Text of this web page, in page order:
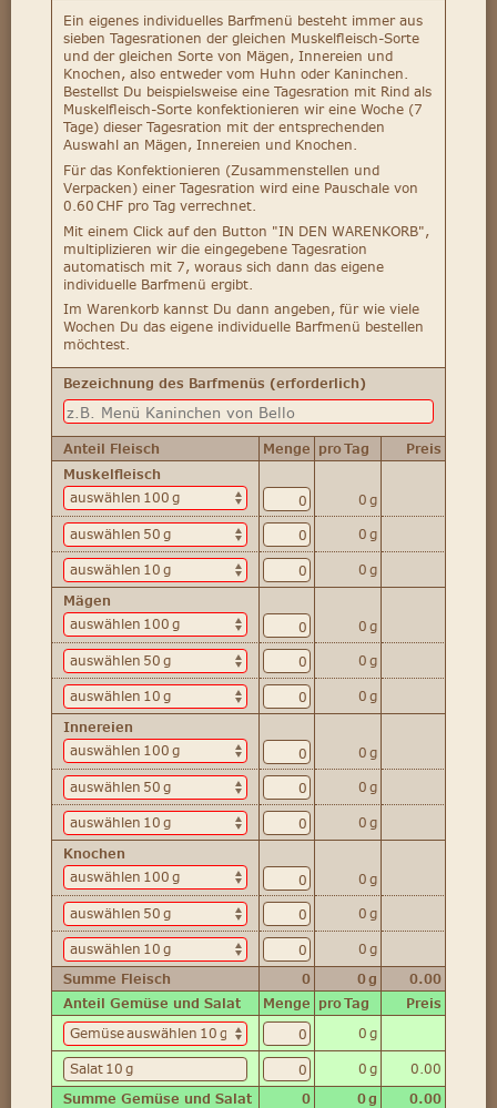
Ein eigenes individuelles Barfmenü besteht immer aus
sieben Tagesrationen der gleichen Muskelfleisch-Sorte
und der gleichen Sorte von Mägen, Innereien und
Knochen, also entweder vom Huhn oder Kaninchen.
Bestellst Du beispielsweise eine Tagesration mit Rind als
Muskelfleisch-Sorte konfektionieren wir eine Woche (7
Tage) dieser Tagesration mit der entsprechenden
Auswahl an Mägen, Innereien und Knochen.
Für das Konfektionieren (Zusammenstellen und
Verpacken) einer Tagesration wird eine Pauschale von
0.60 CHF pro Tag verrechnet.
Mit einem Click auf den Button "IN DEN WARENKORB",
multiplizieren wir die eingegebene Tagesration
automatisch mit 7, woraus sich dann das eigene
individuelle Barfmenü ergibt.
Im Warenkorb kannst Du dann angeben, für wie viele
Wochen Du das eigene individuelle Barfmenü bestellen
möchtest.
Bezeichnung des Barfmenüs (erforderlich)
Anteil Fleisch Menge pro Tag
Preis
Muskelfleisch
0 g
0 g
0 g
Mägen
0 g
0 g
0 g
Innereien
0 g
0 g
0 g
Knochen
0 g
0 g
0 g
Summe Fleisch
0 0 g
0.00
Anteil Gemüse und Salat
Menge pro Tag
Preis
0 g
0 g
0.00
Summe Gemüse und Salat
0 0 g 0.00